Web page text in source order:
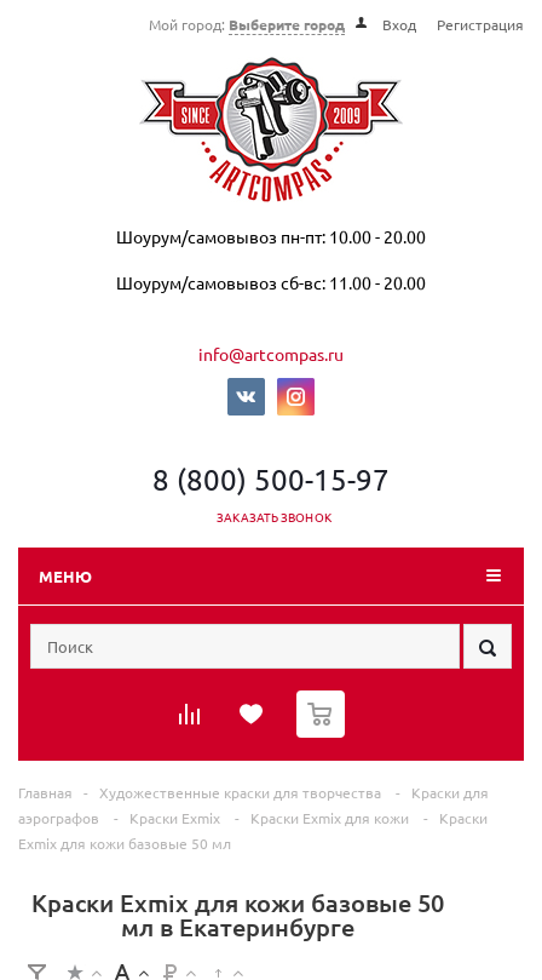
Мой город: Выберите город Вход Регистрация
Шоурум/самовывоз пн-пт: 10.00 - 20.00
Шоурум/самовывоз сб-вс: 11.00 - 20.00
info@artcompas.ru
8 (800) 500-15-97
ЗАКАЗАТЬ ЗВОНОК
МЕНЮ
0
Главная - Художественные краски для творчества -
Краски для
аэрографов
- Краски Exmix - Краски Exmix для кожи -
Краски
Exmix для кожи базовые 50 мл
Краски Exmix для кожи базовые 50
мл в Екатеринбурге